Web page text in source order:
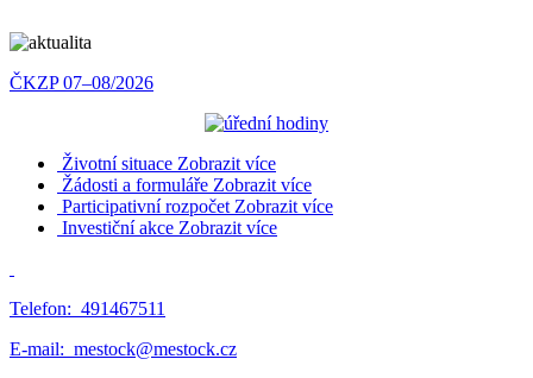
ČKZP 07–08/2026
Životní situace Zobrazit více
Žádosti a formuláře Zobrazit více
Participativní rozpočet Zobrazit více
Investiční akce Zobrazit více
Telefon: 491467511
E-mail: mestock@mestock.cz